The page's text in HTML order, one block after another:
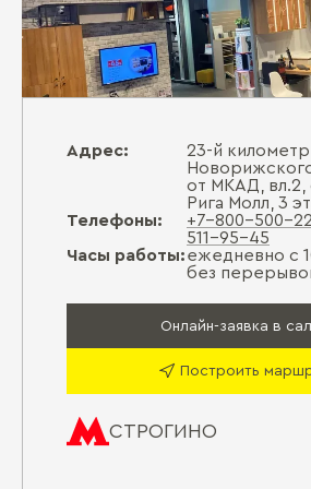
Адрес:
23-й километр
от МКАД, вл.2,
Рига Молл, 3
Телефоны:
+7-800-500-
511-95-45
Часы работы:ежедневно с
без
Онлайн-заявка в
Построить
СТРОГИНО